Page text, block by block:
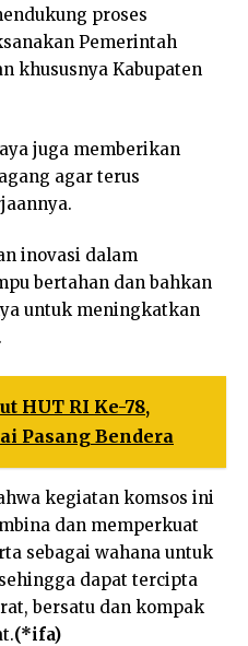
proses
Pemerintah
khususnya Kabupaten
juga memberikan
agar terus
inovasi dalam
bertahan dan bahkan
untuk meningkatkan
HUT RI Ke-78,
Pasang Bendera
kegiatan komsos ini
dan memperkuat
sebagai wahana untuk
dapat tercipta
bersatu dan kompak
(*ifa)